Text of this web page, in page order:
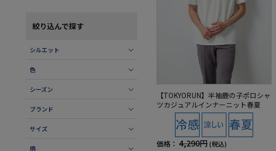
絞り込んで探す
シルエット
色
シーズン
ブランド
サイズ
柄
【TOKYORUN】半袖鹿の子ポロシャ
ツカジュアルインナーニット春夏
価格： 4,290円 (税込)